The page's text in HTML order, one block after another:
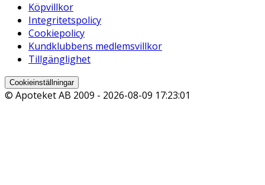
Köpvillkor
Integritetspolicy
Cookiepolicy
Kundklubbens medlemsvillkor
Tillgänglighet
Cookieinställningar
© Apoteket AB 2009 - 2026-08-09 17:23:01